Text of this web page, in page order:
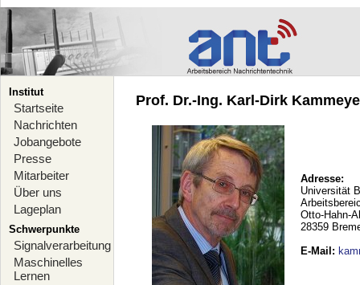
Institut
Startseite
Nachrichten
Jobangebote
Presse
Mitarbeiter
Über uns
Lageplan
Schwerpunkte
Signalverarbeitung
Maschinelles
Lernen
Prof. Dr.-Ing. Karl-Dirk
Adresse:
Universität
Otto-Hahn-
28359
E-Mail :